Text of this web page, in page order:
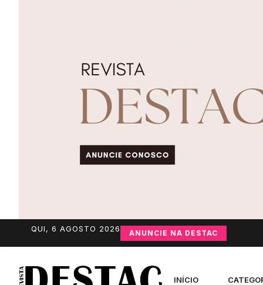
QUI, 6 AGOSTO 2026 ANUNCIE NA DESTAC
INÍCIO